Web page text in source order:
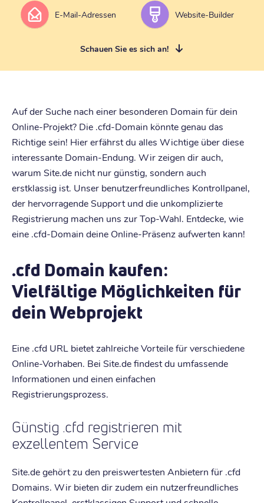
E-Mail-Adressen Website-Builder
Schauen Sie es sich an!
Auf der Suche nach einer besonderen Domain für dein
Online-Projekt? Die .cfd-Domain könnte genau das
Richtige sein! Hier erfährst du alles Wichtige über diese
interessante Domain-Endung. Wir zeigen dir auch,
warum Site.de nicht nur günstig, sondern auch
erstklassig ist. Unser benutzerfreundliches Kontrollpanel,
der hervorragende Support und die unkomplizierte
Registrierung machen uns zur Top-Wahl. Entdecke, wie
eine .cfd-Domain deine Online-Präsenz aufwerten kann!
.cfd Domain kaufen:
Vielfältige Möglichkeiten für
dein Webprojekt
Eine .cfd URL bietet zahlreiche Vorteile für verschiedene
Online-Vorhaben. Bei Site.de findest du umfassende
Informationen und einen einfachen
Registrierungsprozess.
Günstig .cfd registrieren mit
exzellentem Service
Site.de gehört zu den preiswertesten Anbietern für .cfd
Domains. Wir bieten dir zudem ein nutzerfreundliches